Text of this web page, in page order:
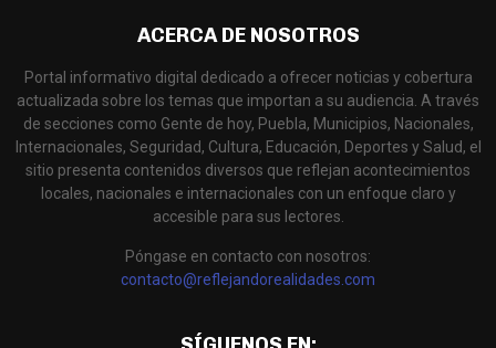
ACERCA DE NOSOTROS
Portal informativo digital dedicado a ofrecer noticias y cobertura
actualizada sobre los temas que importan a su audiencia. A través
de secciones como Gente de hoy, Puebla, Municipios, Nacionales,
Internacionales, Seguridad, Cultura, Educación, Deportes y Salud, el
sitio presenta contenidos diversos que reflejan acontecimientos
locales, nacionales e internacionales con un enfoque claro y
accesible para sus lectores.
Póngase en contacto con nosotros:
contacto@reflejandorealidades.com